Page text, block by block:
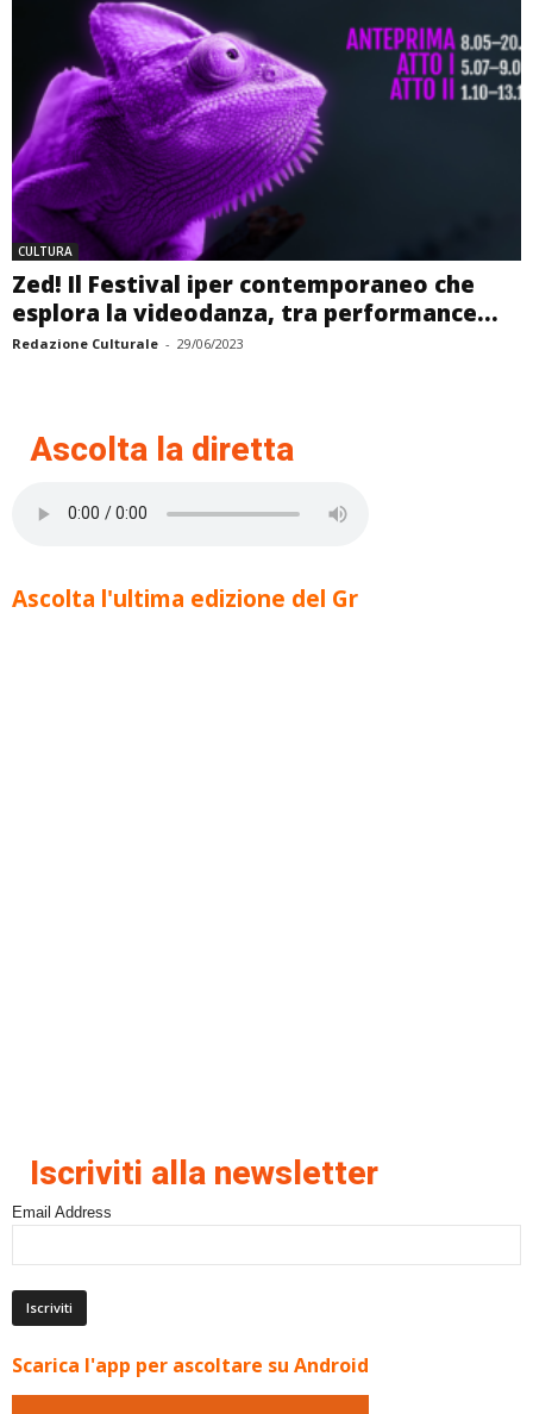
CULTURA
Zed! Il Festival iper contemporaneo che
esplora la videodanza, tra performance...
Redazione Culturale - 29/06/2023
Ascolta la diretta
Ascolta l'ultima edizione del Gr
Iscriviti alla newsletter
Email Address
Scarica l'app per ascoltare su Android